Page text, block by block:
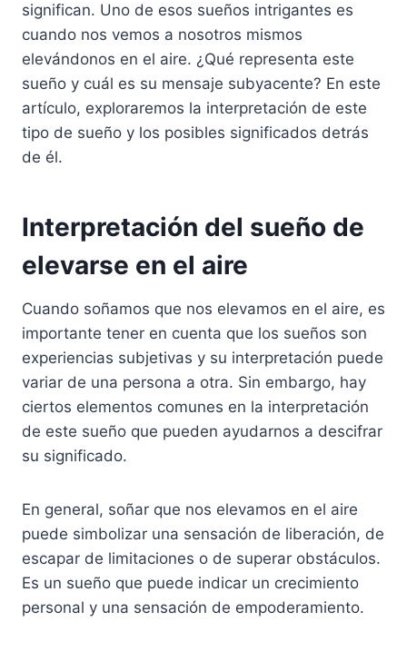
significan. Uno de esos sueños intrigantes es
cuando nos vemos a nosotros mismos
elevándonos en el aire. ¿Qué representa este
sueño y cuál es su mensaje subyacente? En este
artículo, exploraremos la interpretación de este
tipo de sueño y los posibles significados detrás
de él.
Interpretación del sueño de
elevarse en el aire
Cuando soñamos que nos elevamos en el aire, es
importante tener en cuenta que los sueños son
experiencias subjetivas y su interpretación puede
variar de una persona a otra. Sin embargo, hay
ciertos elementos comunes en la interpretación
de este sueño que pueden ayudarnos a descifrar
su significado.
En general, soñar que nos elevamos en el aire
puede simbolizar una sensación de liberación, de
escapar de limitaciones o de superar obstáculos.
Es un sueño que puede indicar un crecimiento
personal y una sensación de empoderamiento.